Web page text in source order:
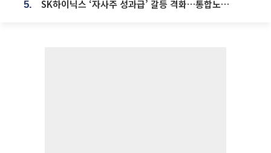
5. SK하이닉스 ‘자사주 성과급’ 갈등 격화…통합노조 출범 움직임